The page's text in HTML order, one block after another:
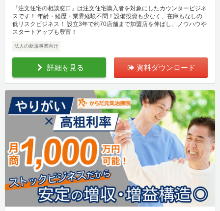
『注文住宅の相談窓口』は注文住宅購入者を対象にしたカウンタービジネ
スです！ 年齢・経歴・業界経験不問！設備投資も少なく、在庫もなしの
低リスクビジネス！ 設立3年で約70店舗まで加盟店を伸ばし、ノウハウや
スタートアップも豊富！
法人の新規事業向け
詳細を見る 資料ダウンロード